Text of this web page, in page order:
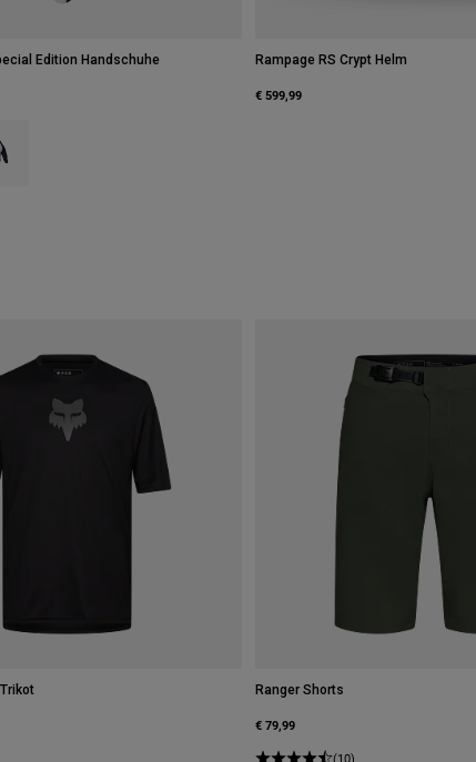
Edition Handschuhe
of Blaubeere.
swatch type of Weiß.
Rampage RS Crypt Helm
€ 599,99
Ranger Shorts
€ 79,99
(10)